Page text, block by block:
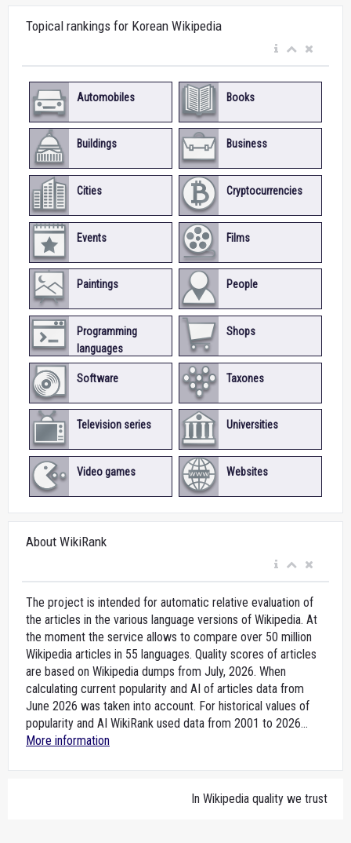
Topical rankings for Korean Wikipedia
Automobiles Books
Buildings Business
Cities Cryptocurrencies
Events Films
Paintings People
Programming
languages
Shops
Software Taxones
Television series Universities
Video games Websites
About WikiRank
The project is intended for automatic relative evaluation of
the articles in the various language versions of Wikipedia. At
the moment the service allows to compare over 50 million
Wikipedia articles in 55 languages. Quality scores of articles
are based on Wikipedia dumps from July, 2026. When
calculating current popularity and AI of articles data from
June 2026 was taken into account. For historical values of
popularity and AI WikiRank used data from 2001 to 2026...
More information
In Wikipedia quality we trust